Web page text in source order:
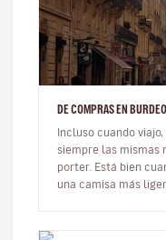
DE COMPRAS EN
Incluso cuando
siempre las mismas
porter. Está bien
una camisa más